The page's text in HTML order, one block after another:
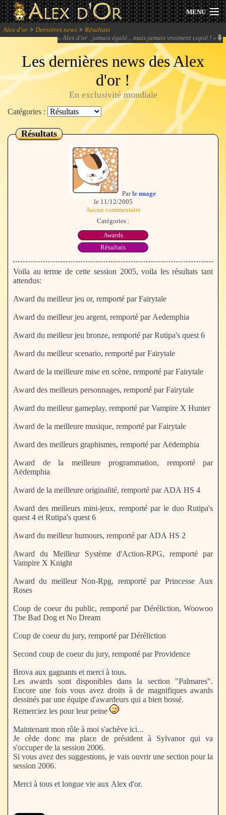
MENU
Actualités
Session 2026
Archives
Forum
Communauté
Alex d'or > Dernières news > Résultats
«Alex d'or : jamais égalé... mais jamais vraiment copié ! »
Les dernières news des Alex
d'or !
En exclusivité mondiale
Catégories :
Résultats
Parle nuage
le 11/12/2005
Aucun commentaire
Catégories :
Awards
Résultats
Voila au terme de cette session 2005, voila les résultats tant
attendus:
Award du meilleur jeu or, remporté par Fairytale
Award du meilleur jeu argent, remporté par Aedemphia
Award du meilleur jeu bronze, remporté par Rutipa's quest 6
Award du meilleur scenario, remporté par Fairytale
Award de la meilleure mise en scène, remporté par Fairytale
Award des meilleurs personnages, remporté par Fairytale
Award du meilleur gameplay, remporté par Vampire X Hunter
Award de la meilleure musique, remporté par Fairytale
Award des meilleurs graphismes, remporté par Aëdemphia
Award de la meilleure programmation, remporté par
Aëdemphia
Award de la meilleure originalité, remporté par ADA HS 4
Award des meilleurs mini-jeux, remporté par le duo Rutipa's
quest 4 et Rutipa's quest 6
Award du meilleur humours, remporté par ADA HS 2
Award du Meilleur Système d'Action-RPG, remporté par
Vampire X Knight
Award du meilleur Non-Rpg, remporté par Princesse Aux
Roses
Coup de coeur du public, remporté par Déréliction, Woowoo
The Bad Dog et No Dream
Coup de coeur du jury, remporté par Déréliction
Second coup de coeur du jury, remporté par Providence
Brova aux gagnants et merci à tous.
Les awards sont disponibles dans la section "Palmares".
Encore une fois vous avez droits à de magnifiques awards
dessinés par une équipe d'awardeurs qui a bien bossé.
Remerciez les pour leur peine
Maintenant mon rôle à moi s'achève ici...
Je cède donc ma place de président à Sylvanor qui va
s'occuper de la session 2006.
Si vous avez des suggestions, je vais ouvrir une section pour la
session 2006.
Merci à tous et longue vie aux Alex d'or.